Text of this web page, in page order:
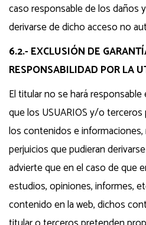
caso responsable de los daños
derivarse de dicho acceso no
6.2.- EXCLUSIÓN DE
RESPONSABILIDAD POR LA
El titular no se hará
que los USUARIOS y/o
los contenidos e
perjuicios que pudieran
advierte que en el caso de que
estudios, opiniones, informes,
contenido en la web, dichos